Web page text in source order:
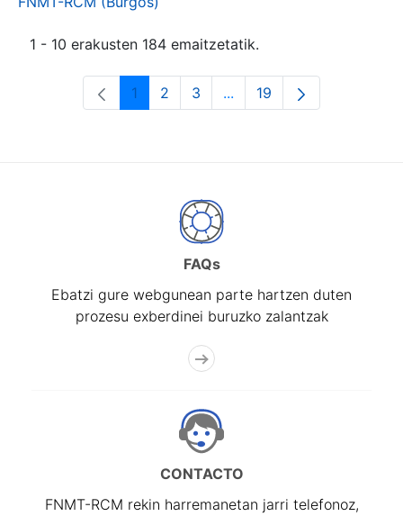
1 - 10 erakusten 184 emaitzetatik.
Orrialdea
1 Orrialdea
2 Orrialdea
3 ...Intermediate Pages Use
Orrialdea
19
FAQs
Ebatzi gure webgunean parte hartzen duten
prozesu exberdinei buruzko zalantzak
CONTACTO
FNMT-RCM rekin harremanetan jarri telefonoz,